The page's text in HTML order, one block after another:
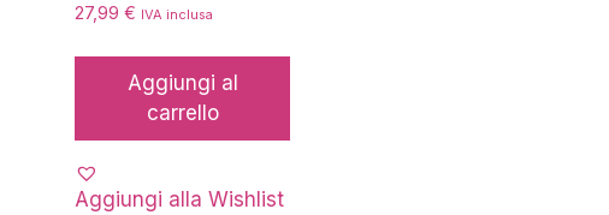
27,99 € IVA inclusa
Aggiungi al
carrello
Aggiungi alla Wishlist